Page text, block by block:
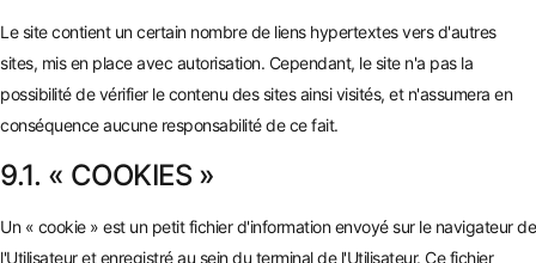
Le site contient un certain nombre de liens hypertextes vers d'autres
sites, mis en place avec autorisation. Cependant, le site n'a pas la
possibilité de vérifier le contenu des sites ainsi visités, et n'assumera en
conséquence aucune responsabilité de ce fait.
9.1. « COOKIES »
Un « cookie » est un petit fichier d'information envoyé sur le navigateur de
l'Utilisateur et enregistré au sein du terminal de l'Utilisateur. Ce fichier